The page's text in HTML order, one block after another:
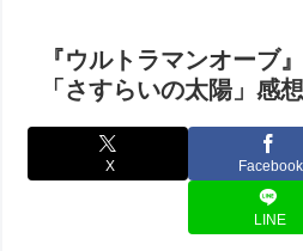
『ウルトラマンオーブ
「さすらいの太陽」感
X Facebook
LINE